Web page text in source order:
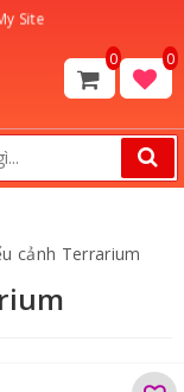
Site
0 0
cảnh Terrarium